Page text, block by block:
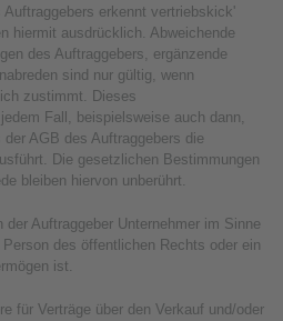
Auftraggebers erkennt vertriebskick'
hiermit ausdrücklich. Abweichende
des Auftraggebers, ergänzende
sind nur gültig, wenn
zustimmt. Dieses
Fall, beispielsweise auch dann,
AGB des Auftraggebers die
Die gesetzlichen Bestimmungen
bleiben hiervon unberührt.
der Auftraggeber Unternehmer im Sinne
des öffentlichen Rechts oder ein
ist.
für Verträge über den Verkauf und/oder